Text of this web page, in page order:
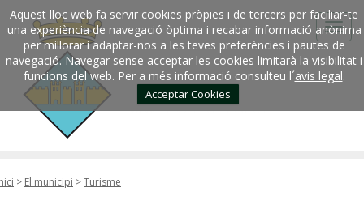
Aquest lloc web fa servir cookies pròpies i de tercers per faciliar-te
una experiència de navegació òptima i recabar informació anònima
per millorar i adaptar-nos a les teves preferències i pautes de
navegació. Navegar sense acceptar les cookies limitarà la visibilitat i
funcions del web. Per a més informació consulteu l´avis legal.
Acceptar Cookies
> El municipi >Turisme